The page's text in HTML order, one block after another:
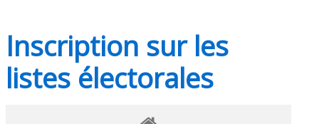
Inscription sur les
listes électorales